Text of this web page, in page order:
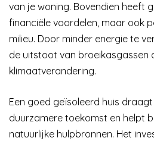
van je woning. Bovendien heeft
financiële voordelen, maar ook
milieu. Door minder energie te
de uitstoot van broeikasgassen
klimaatverandering.
Een goed geïsoleerd huis
duurzamere toekomst en helpt
natuurlijke hulpbronnen. Het